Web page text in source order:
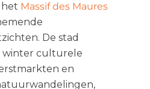
Massif des Maures
De stad
winter culturele
en